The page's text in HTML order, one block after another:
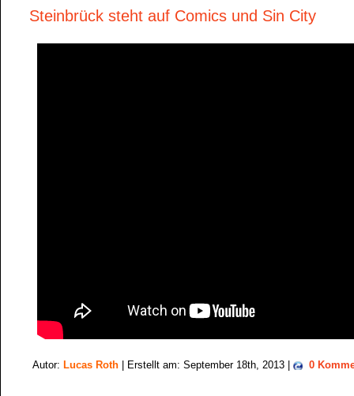
Steinbrück steht auf Comics und Sin City
Autor: Lucas Roth | Erstellt am: September 18th, 2013 | 0